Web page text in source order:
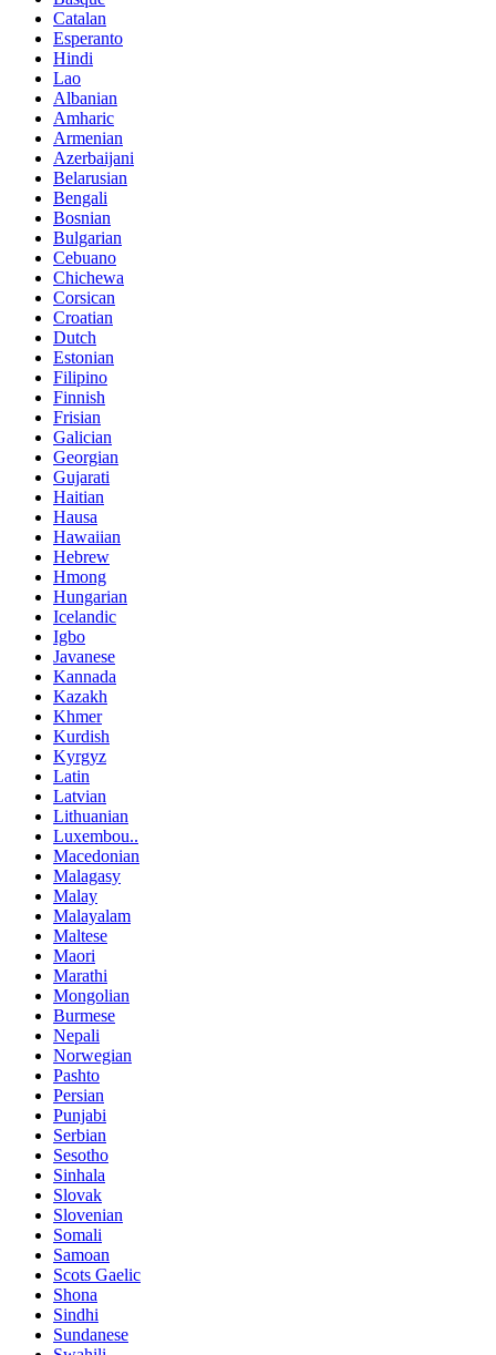
Catalan
Esperanto
Hindi
Lao
Albanian
Amharic
Armenian
Azerbaijani
Belarusian
Bengali
Bosnian
Bulgarian
Cebuano
Chichewa
Corsican
Croatian
Dutch
Estonian
Filipino
Finnish
Frisian
Galician
Georgian
Gujarati
Haitian
Hausa
Hawaiian
Hebrew
Hmong
Hungarian
Icelandic
Igbo
Javanese
Kannada
Kazakh
Khmer
Kurdish
Kyrgyz
Latin
Latvian
Lithuanian
Luxembou..
Macedonian
Malagasy
Malay
Malayalam
Maltese
Maori
Marathi
Mongolian
Burmese
Nepali
Norwegian
Pashto
Persian
Punjabi
Serbian
Sesotho
Sinhala
Slovak
Slovenian
Somali
Samoan
Scots Gaelic
Shona
Sindhi
Sundanese